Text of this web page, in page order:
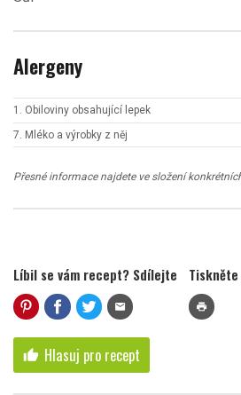
Alergeny
1. Obiloviny obsahující lepek
7. Mléko a výrobky z něj
Přesné informace najdete ve složení
Líbil se vám recept? Sdílejte
mail
Tiskněte
print
thumb_up Hlasuj pro recept